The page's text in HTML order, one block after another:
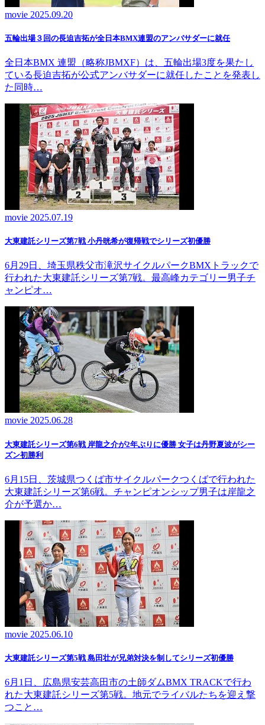
movie 2025.09.20
五輪出場３回の長迫吉拓が全日本BMX連盟のアンバサダーに就任
全日本BMX 連盟（略称JBMXF）は、五輪出場3度を果たし
ている長迫吉拓が公式アンバサダーに就任したことを発表し
た同時…
movie 2025.07.19
大東建託シリーズ第7戦 ⼩丹晄希が復帰戦でシリーズ初優勝
6月29日、埼玉県秩父市滝沢サイクルパークBMXトラックで
行われた大東建託シリーズ第7戦。最高峰カテゴリー男子チ
ャンピオ…
movie 2025.06.28
大東建託シリーズ第6戦 岸龍之介が2年ぶりに優勝 女子は丹野夏波がシー
ズン初勝利
6月15日、茨城県つくば市サイクルパークつくばで行われた
大東建託シリーズ第6戦。チャンピオンシップ男子は岸龍之
介が予選か…
movie 2025.06.10
大東建託シリーズ第5戦 島田壮が兄弟対決を制してシリーズ初優勝
6月1日、広島県安芸高田市の土師ダムBMX TRACKで行わ
れた大東建託シリーズ第5戦。地元でライバルたちを迎え撃
つこと…